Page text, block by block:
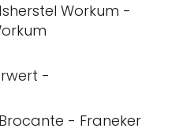
Workum -
-
- Franeker